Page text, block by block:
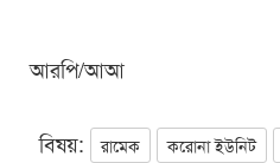
আরপি/আআ
বিষয়: রামেক করোনা ইউনিট